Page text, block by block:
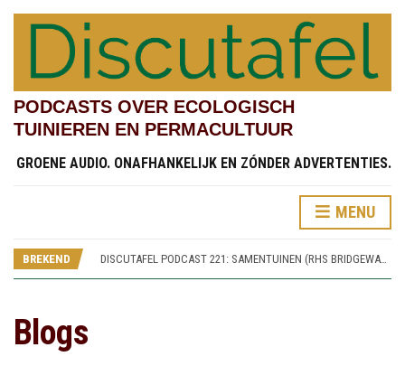
PODCASTS OVER ECOLOGISCH
TUINIEREN EN PERMACULTUUR
GROENE AUDIO. ONAFHANKELIJK EN ZÓNDER ADVERTENTIES.
MENU
BREKEND
DISCUTAFEL PODCAST 220: SPOREN VAN WORSLEY NEW HALL (RHS BRIDGEWATER 5)
DISCUTAFEL PODCAST 219: TESTVELDEN EN CHINESE STREAMSIDE GARDEN (RHS BRIDGEWATER 4)
Blogs